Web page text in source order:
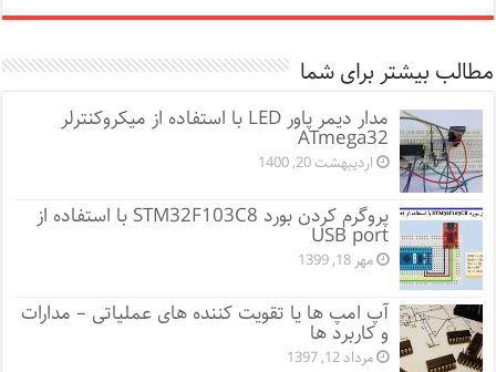
مطالب بیشتر برای شما
مدار دیمر پاور LED با استفاده از میکروکنترلر
ATmega32
اردیبهشت 20, 1400
پروگرم کردن بورد STM32F103C8 با استفاده از
USB port
مهر 18, 1399
آپ امپ ها یا تقویت کننده های عملیاتی – مدارات
و کاربرد ها
مرداد 12, 1397